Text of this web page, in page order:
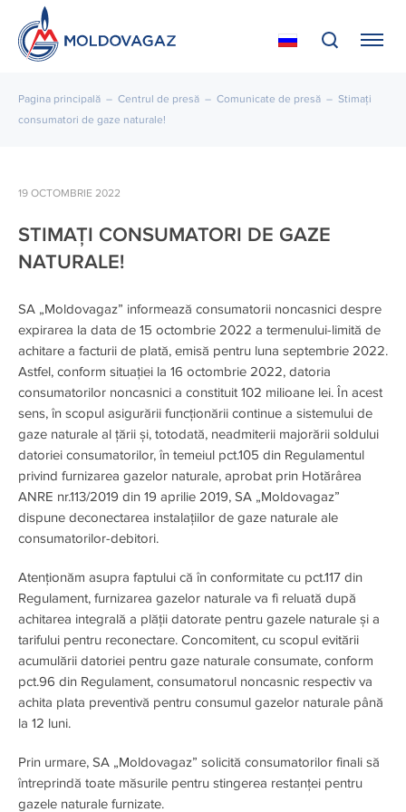
Pagina principală – Centrul de presă – Comunicate de presă – Stimați
consumatori de gaze naturale!
19 OCTOMBRIE 2022
STIMAȚI CONSUMATORI DE GAZE
NATURALE!
SA „Moldovagaz” informează consumatorii noncasnici despre
expirarea la data de 15 octombrie 2022 a termenului-limită de
achitare a facturii de plată, emisă pentru luna septembrie 2022.
Astfel, conform situației la 16 octombrie 2022, datoria
consumatorilor noncasnici a constituit 102 milioane lei. În acest
sens, în scopul asigurării funcționării continue a sistemului de
gaze naturale al țării și, totodată, neadmiterii majorării soldului
datoriei consumatorilor, în temeiul pct.105 din Regulamentul
privind furnizarea gazelor naturale, aprobat prin Hotărârea
ANRE nr.113/2019 din 19 aprilie 2019, SA „Moldovagaz”
dispune deconectarea instalațiilor de gaze naturale ale
consumatorilor-debitori.
Atenționăm asupra faptului că în conformitate cu pct.117 din
Regulament, furnizarea gazelor naturale va fi reluată după
achitarea integrală a plății datorate pentru gazele naturale și a
tarifului pentru reconectare. Concomitent, cu scopul evitării
acumulării datoriei pentru gaze naturale consumate, conform
pct.96 din Regulament, consumatorul noncasnic respectiv va
achita plata preventivă pentru consumul gazelor naturale până
la 12 luni.
Prin urmare, SA „Moldovagaz” solicită consumatorilor finali să
întreprindă toate măsurile pentru stingerea restanței pentru
gazele naturale furnizate.